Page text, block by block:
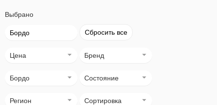
Выбрано
Бордо Сбросить все
Цена Бренд
Бордо Состояние
Регион Сортировка